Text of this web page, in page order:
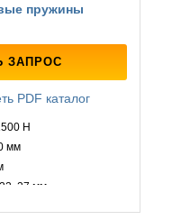
пружины
ЗАПРОС
PDF каталог
Н
мм
27 мм